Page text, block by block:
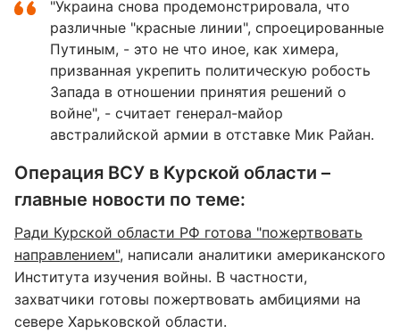
"Украина снова продемонстрировала, что
различные "красные линии", спроецированные
Путиным, - это не что иное, как химера,
призванная укрепить политическую робость
Запада в отношении принятия решений о
войне", - считает генерал-майор
австралийской армии в отставке Мик Райан.
Операция ВСУ в Курской области –
главные новости по теме:
Ради Курской области РФ готова "пожертвовать
направлением", написали аналитики американского
Института изучения войны. В частности,
захватчики готовы пожертвовать амбициями на
севере Харьковской области.